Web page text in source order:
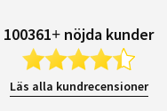
100361+ nöjda kunder
Läs alla kundrecensioner